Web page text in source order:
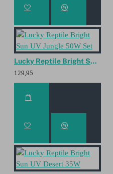
Lucky Reptile Bright Sun UV Jungle 50W Set
129,95